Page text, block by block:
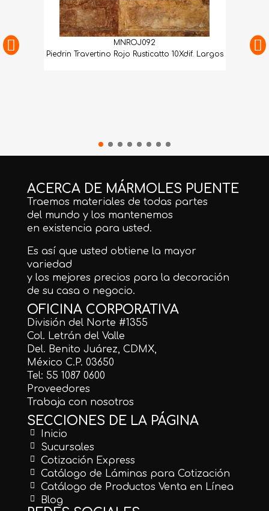
MNROJ092
Piedrin Travertino Rojo Rusticatto 10Xdif. Largos
ACERCA DE MÁRMOLES PUENTE
Traemos materiales de todas partes
del mundo y los mantenemos
en existencia para usted.
Es así que usted obtiene la mayor
variedad
y los mejores precios para la decoración
de su casa o negocio.
OFICINA CORPORATIVA
División del Norte #1355
Col. Letrán del Valle
Del. Benito Juárez, CDMX,
México C.P. 03650
Tel: 55 1087 0600
Proveedores
Trabaja con nosotros
SECCIONES DE LA PÁGINA
Inicio
Sucursales
Cotización Express
Catálogo de Láminas para Cotización
Catálogo de Productos Venta en Línea
Blog